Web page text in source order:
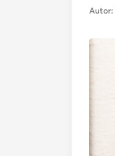
Autor: